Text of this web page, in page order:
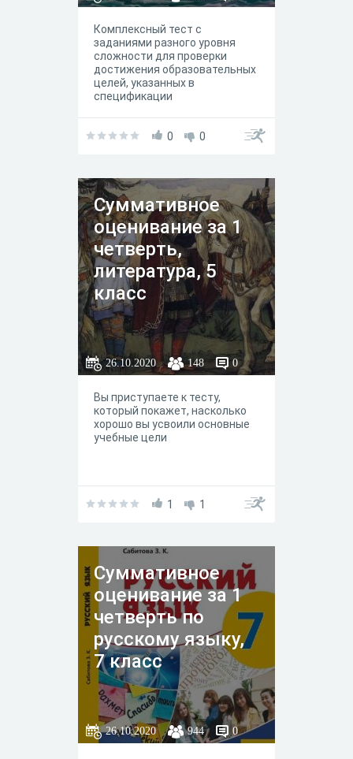
Комплексный тест с
заданиями разного уровня
сложности для проверки
достижения образовательных
целей, указанных в
спецификации
0 0
Суммативное
оценивание за 1
четверть,
литература, 5
класс
26.10.2020 148 0
Вы приступаете к тесту,
который покажет, насколько
хорошо вы усвоили основные
учебные цели
1 1
Суммативное
оценивание за 1
четверть по
русскому языку,
7 класс
26.10.2020 944 0